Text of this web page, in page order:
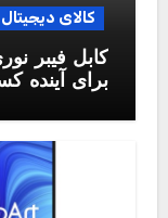
کالای دیجیتال
کابل فیبر
برای آینده